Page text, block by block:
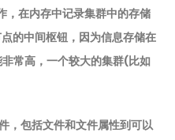
在内存中记录集群中的存储
的中间枢钮，因为信息存储在
常高，一个较大的集群(比如
，包括文件和文件属性到可以